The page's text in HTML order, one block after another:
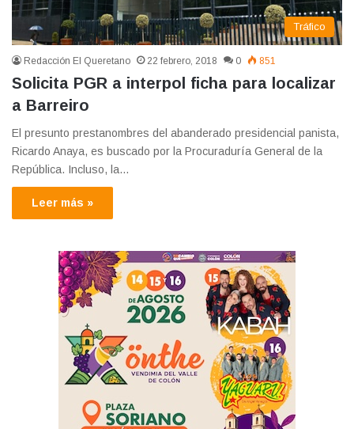
Tráfico
Redacción El Queretano 22 febrero, 2018 0 851
Solicita PGR a interpol ficha para localizar
a Barreiro
El presunto prestanombres del abanderado presidencial panista,
Ricardo Anaya, es buscado por la Procuraduría General de la
República. Incluso, la…
Leer más »